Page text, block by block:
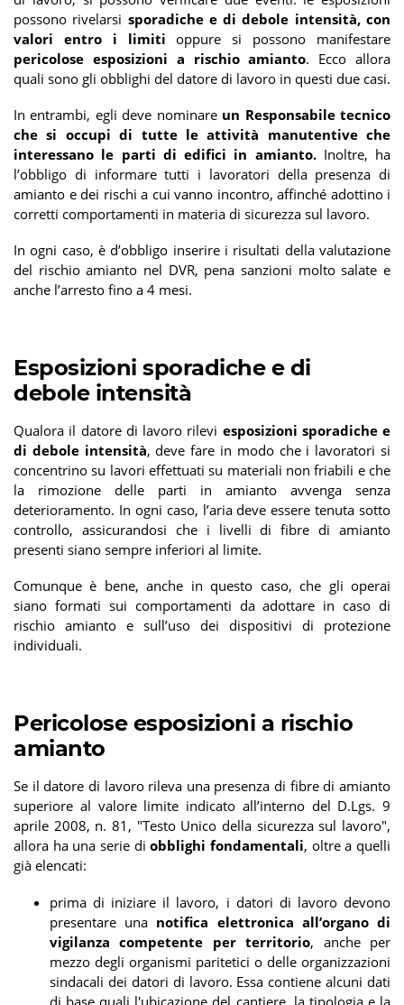
possono rivelarsi sporadiche e di debole intensità, con
valori entro i limiti oppure si possono manifestare
pericolose esposizioni a rischio amianto. Ecco allora
quali sono gli obblighi del datore di lavoro in questi due casi.
In entrambi, egli deve nominareun Responsabile tecnico
che si occupi di tutte le attività manutentive che
interessano le parti di edifici in amianto. Inoltre, ha
l’obbligo di informare tutti i lavoratori della presenza di
amianto e dei rischi a cui vanno incontro, affinché adottino i
corretti comportamenti in materia di sicurezza sul lavoro.
In ogni caso, è d’obbligo inserire i risultati della valutazione
del rischio amianto nel DVR, pena sanzioni molto salate e
anche l’arresto fino a 4 mesi.
Esposizioni sporadiche e di
debole intensità
Qualora il datore di lavoro rilevi esposizioni sporadiche e
di debole intensità, deve fare in modo che i lavoratori si
concentrino su lavori effettuati su materiali non friabili e che
la rimozione delle parti in amianto avvenga senza
deterioramento. In ogni caso, l’aria deve essere tenuta sotto
controllo, assicurandosi che i livelli di fibre di amianto
presenti siano sempre inferiori al limite.
Comunque è bene, anche in questo caso, che gli operai
siano formati sui comportamenti da adottare in caso di
rischio amianto e sull’uso dei dispositivi di protezione
individuali.
Pericolose esposizioni a rischio
amianto
Se il datore di lavoro rileva una presenza di fibre di amianto
superiore al valore limite indicato all’interno del D.Lgs. 9
aprile 2008, n. 81, "Testo Unico della sicurezza sul lavoro",
allora ha una serie di obblighi fondamentali, oltre a quelli
già elencati:
prima di iniziare il lavoro, i datori di lavoro devono
presentare una notifica elettronica all’organo di
vigilanza competente per territorio, anche per
mezzo degli organismi paritetici o delle organizzazioni
sindacali dei datori di lavoro. Essa contiene alcuni dati
di base quali l'ubicazione del cantiere, la tipologia e la